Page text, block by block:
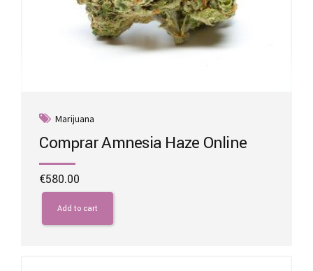
Marijuana
Comprar Amnesia Haze Online
€580.00
Add to cart